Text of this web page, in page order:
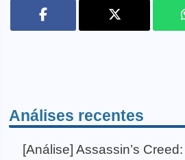
Análises recentes
[Análise] Assassin’s